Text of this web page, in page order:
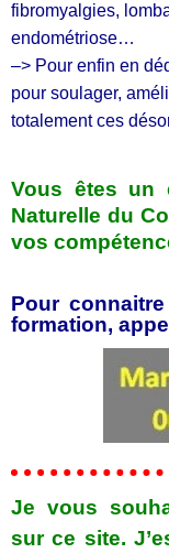
fibromyalgies,
endométriose…
–> Pour enfin en
pour soulager,
totalement ces
Vous êtes un
Naturelle du
vos
Pour
formation,
Je vous
sur ce site.